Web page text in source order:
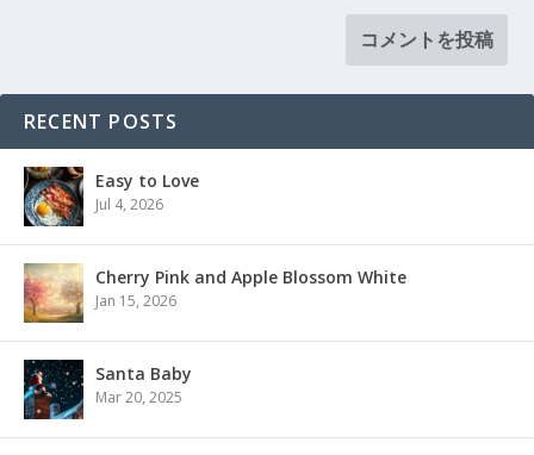
RECENT POSTS
Easy to Love
Jul 4, 2026
Cherry Pink and Apple Blossom White
Jan 15, 2026
Santa Baby
Mar 20, 2025